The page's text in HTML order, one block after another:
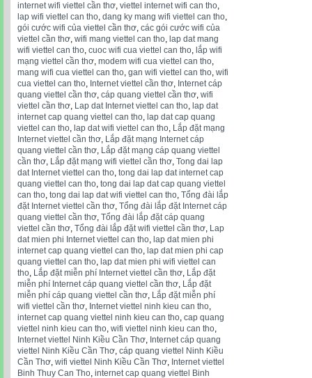
internet wifi viettel cần thơ, viettel internet wifi can tho,
lap wifi viettel can tho, dang ky mang wifi viettel can tho,
gói cước wifi của viettel cần thơ, các gói cước wifi của
viettel cần thơ, wifi mang viettel can tho, lap dat mang
wifi viettel can tho, cuoc wifi cua viettel can tho, lắp wifi
mạng viettel cần thơ, modem wifi cua viettel can tho,
mang wifi cua viettel can tho, gan wifi viettel can tho, wifi
cua viettel can tho, Internet viettel cần thơ, Internet cáp
quang viettel cần thơ, cáp quang viettel cần thơ, wifi
viettel cần thơ, Lap dat Internet viettel can tho, lap dat
internet cap quang viettel can tho, lap dat cap quang
viettel can tho, lap dat wifi viettel can tho, Lắp đặt mạng
Internet viettel cần thơ, Lắp đặt mạng Internet cáp
quang viettel cần thơ, Lắp đặt mạng cáp quang viettel
cần thơ, Lắp đặt mạng wifi viettel cần thơ, Tong dai lap
dat Internet viettel can tho, tong dai lap dat internet cap
quang viettel can tho, tong dai lap dat cap quang viettel
can tho, tong dai lap dat wifi viettel can tho, Tổng đài lắp
đặt Internet viettel cần thơ, Tổng đài lắp đặt Internet cáp
quang viettel cần thơ, Tổng đài lắp đặt cáp quang
viettel cần thơ, Tổng đài lắp đặt wifi viettel cần thơ, Lap
dat mien phi Internet viettel can tho, lap dat mien phi
internet cap quang viettel can tho, lap dat mien phi cap
quang viettel can tho, lap dat mien phi wifi viettel can
tho, Lắp đặt miễn phí Internet viettel cần thơ, Lắp đặt
miễn phí Internet cáp quang viettel cần thơ, Lắp đặt
miễn phí cáp quang viettel cần thơ, Lắp đặt miễn phí
wifi viettel cần thơ, Internet viettel ninh kieu can tho,
internet cap quang viettel ninh kieu can tho, cap quang
viettel ninh kieu can tho, wifi viettel ninh kieu can tho,
Internet viettel Ninh Kiều Cần Thơ, Internet cáp quang
viettel Ninh Kiều Cần Thơ, cáp quang viettel Ninh Kiều
Cần Thơ, wifi viettel Ninh Kiều Cần Thơ, Internet viettel
Binh Thuy Can Tho, internet cap quang viettel Binh